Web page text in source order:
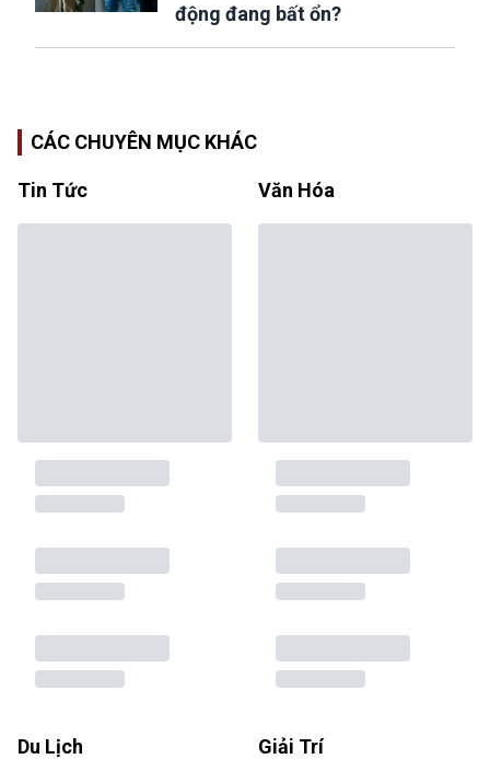
động đang bất ổn?
CÁC CHUYÊN MỤC KHÁC
Tin Tức Văn Hóa
Du Lịch Giải Trí